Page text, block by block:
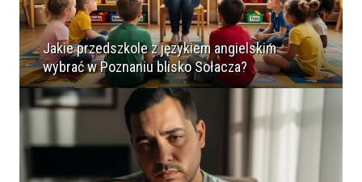
Jakie przedszkole z językiem angielskim
wybrać w Poznaniu blisko Sołacza?